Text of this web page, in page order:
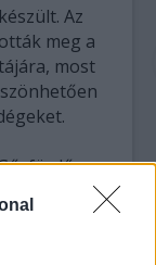
Az
meg a
most
dekoratív